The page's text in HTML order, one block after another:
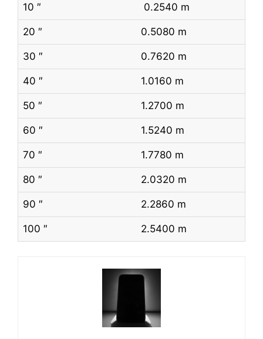
10 ″ 0.2540 m
20 ″ 0.5080 m
30 ″ 0.7620 m
40 ″ 1.0160 m
50 ″ 1.2700 m
60 ″ 1.5240 m
70 ″ 1.7780 m
80 ″ 2.0320 m
90 ″ 2.2860 m
100 ″ 2.5400 m